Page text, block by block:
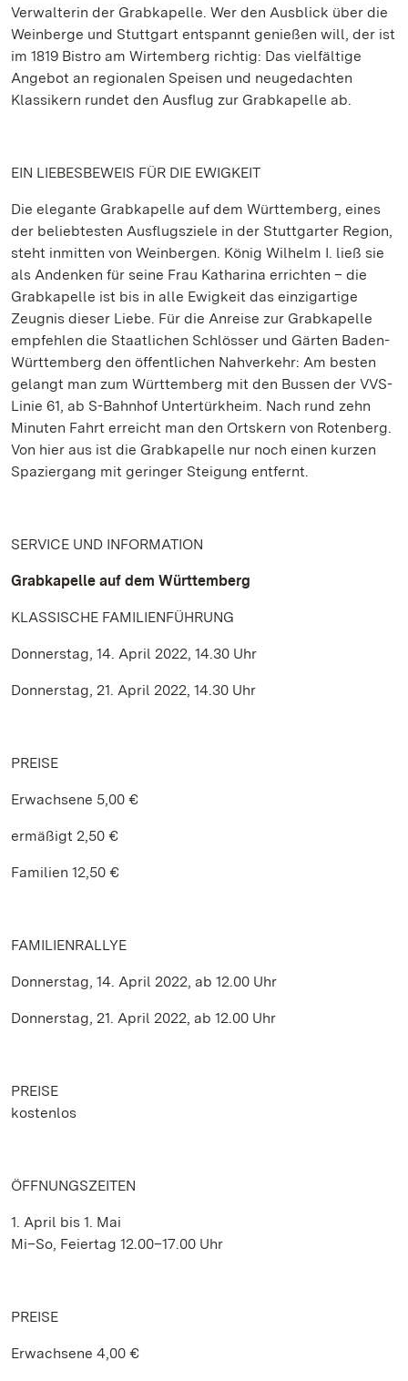
Verwalterin der Grabkapelle. Wer den Ausblick über die
Weinberge und Stuttgart entspannt genießen will, der ist
im 1819 Bistro am Wirtemberg richtig: Das vielfältige
Angebot an regionalen Speisen und neugedachten
Klassikern rundet den Ausflug zur Grabkapelle ab.
EIN LIEBESBEWEIS FÜR DIE EWIGKEIT
Die elegante Grabkapelle auf dem Württemberg, eines
der beliebtesten Ausflugsziele in der Stuttgarter Region,
steht inmitten von Weinbergen. König Wilhelm I. ließ sie
als Andenken für seine Frau Katharina errichten – die
Grabkapelle ist bis in alle Ewigkeit das einzigartige
Zeugnis dieser Liebe. Für die Anreise zur Grabkapelle
empfehlen die Staatlichen Schlösser und Gärten Baden-
Württemberg den öffentlichen Nahverkehr: Am besten
gelangt man zum Württemberg mit den Bussen der VVS-
Linie 61, ab S-Bahnhof Untertürkheim. Nach rund zehn
Minuten Fahrt erreicht man den Ortskern von Rotenberg.
Von hier aus ist die Grabkapelle nur noch einen kurzen
Spaziergang mit geringer Steigung entfernt.
SERVICE UND INFORMATION
Grabkapelle auf dem Württemberg
KLASSISCHE FAMILIENFÜHRUNG
Donnerstag, 14. April 2022, 14.30 Uhr
Donnerstag, 21. April 2022, 14.30 Uhr
PREISE
Erwachsene 5,00 €
ermäßigt 2,50 €
Familien 12,50 €
FAMILIENRALLYE
Donnerstag, 14. April 2022, ab 12.00 Uhr
Donnerstag, 21. April 2022, ab 12.00 Uhr
PREISE
kostenlos
ÖFFNUNGSZEITEN
1. April bis 1. Mai
Mi–So, Feiertag 12.00–17.00 Uhr
PREISE
Erwachsene 4,00 €